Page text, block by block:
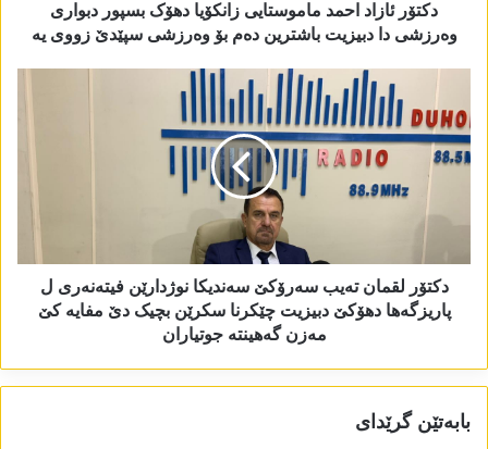
دکتۆر ئازاد احمد ماموستایی زانکۆیا دھۆک بسپور دبواری
وەرزشی دا دبیزیت باشترین دەم بۆ وەرزشی سپێدێ زووی یە
دکتۆر لقمان تەیب سەرۆکێ سەندیکا نوژدارێن فیتەنەری ل
پاریزگەھا دھۆکێ دبیزیت چێکرنا سکرێن بچیک دێ مفایە کێ
مەزن گەھینتە جوتیاران
بابەتێن گرێدای